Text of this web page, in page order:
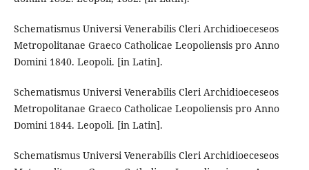
Schematismus Universi Venerabilis Cleri Archidioeceseos
Metropolitanae Graeco Catholicae Leopoliensis pro Anno
Domini 1840. Leopoli. [in Latin].
Schematismus Universi Venerabilis Cleri Archidioeceseos
Metropolitanae Graeco Catholicae Leopoliensis pro Anno
Domini 1844. Leopoli. [in Latin].
Schematismus Universi Venerabilis Cleri Archidioeceseos